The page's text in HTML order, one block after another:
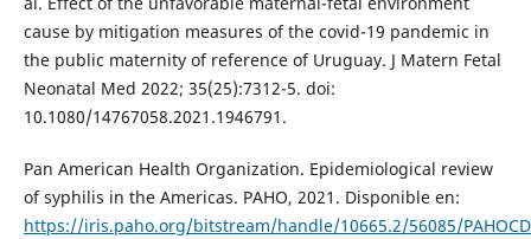
cause by mitigation measures of the covid-19 pandemic in
the public maternity of reference of Uruguay. J Matern Fetal
Neonatal Med 2022; 35(25):7312-5. doi:
10.1080/14767058.2021.1946791.
Pan American Health Organization. Epidemiological review
of syphilis in the Americas. PAHO, 2021. Disponible en:
https://iris.paho.org/bitstream/handle/10665.2/56085/